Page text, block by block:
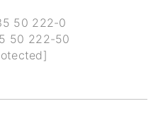
50 222-0
50 222-50